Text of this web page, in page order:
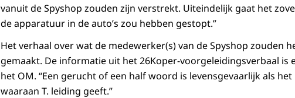
vanuit de Spyshop zouden zijn verstrekt. Uiteindelijk gaat het
de apparatuur in de auto’s zou hebben gestopt.”
Het verhaal over wat de medewerker(s) van de Spyshop zouden
gemaakt. De informatie uit het 26Koper-voorgeleidingsverbaal is
het OM. “Een gerucht of een half woord is levensgevaarlijk als
waaraan T. leiding geeft.”